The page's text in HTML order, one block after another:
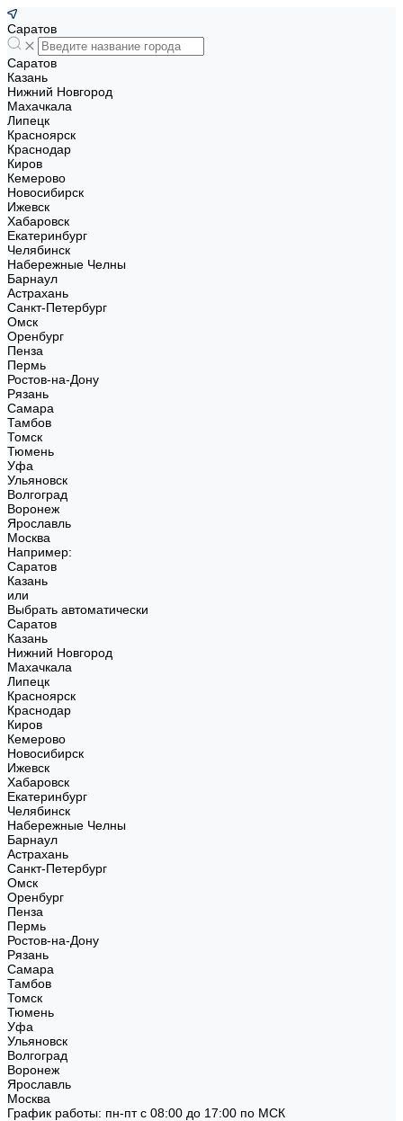
Саратов
Саратов
Казань
Нижний Новгород
Махачкала
Липецк
Красноярск
Краснодар
Киров
Кемерово
Новосибирск
Ижевск
Хабаровск
Екатеринбург
Челябинск
Набережные Челны
Барнаул
Астрахань
Санкт-Петербург
Омск
Оренбург
Пенза
Пермь
Ростов-на-Дону
Рязань
Самара
Тамбов
Томск
Тюмень
Уфа
Ульяновск
Волгоград
Воронеж
Ярославль
Москва
Например:
Саратов
Казань
или
Выбрать автоматически
Саратов
Казань
Нижний Новгород
Махачкала
Липецк
Красноярск
Краснодар
Киров
Кемерово
Новосибирск
Ижевск
Хабаровск
Екатеринбург
Челябинск
Набережные Челны
Барнаул
Астрахань
Санкт-Петербург
Омск
Оренбург
Пенза
Пермь
Ростов-на-Дону
Рязань
Самара
Тамбов
Томск
Тюмень
Уфа
Ульяновск
Волгоград
Воронеж
Ярославль
Москва
График работы: пн-пт с 08:00 до 17:00 по МСК